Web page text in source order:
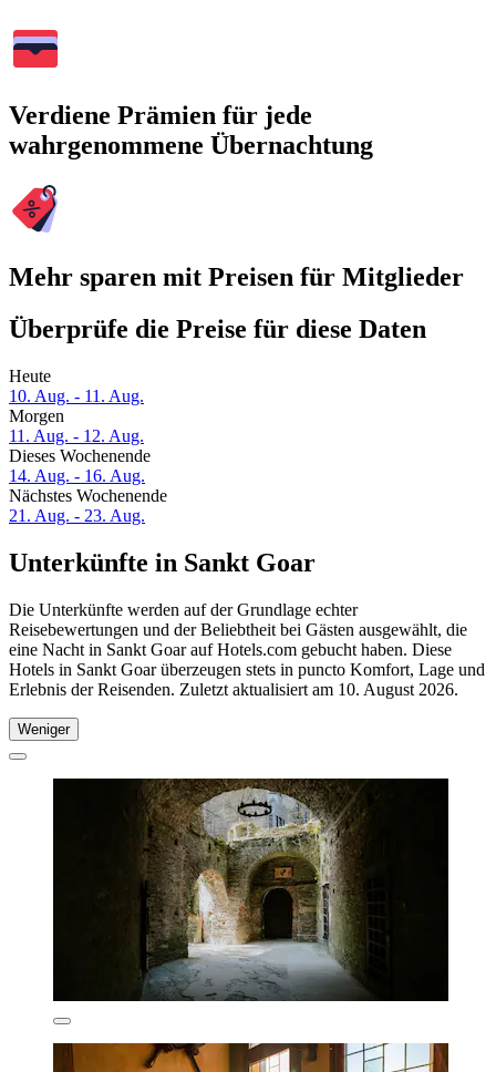
Verdiene Prämien für jede
wahrgenommene Übernachtung
Mehr sparen mit Preisen für Mitglieder
Überprüfe die Preise für diese Daten
Heute
10. Aug. - 11. Aug.
Morgen
11. Aug. - 12. Aug.
Dieses Wochenende
14. Aug. - 16. Aug.
Nächstes Wochenende
21. Aug. - 23. Aug.
Unterkünfte in Sankt Goar
Die Unterkünfte werden auf der Grundlage echter
Reisebewertungen und der Beliebtheit bei Gästen ausgewählt, die
eine Nacht in Sankt Goar auf Hotels.com gebucht haben. Diese
Hotels in Sankt Goar überzeugen stets in puncto Komfort, Lage und
Erlebnis der Reisenden. Zuletzt aktualisiert am 10. August 2026.
Weniger